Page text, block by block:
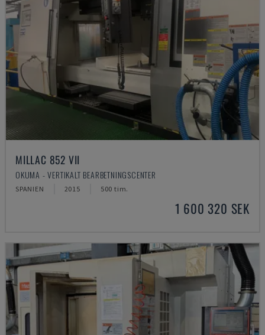
MILLAC 852 VII
OKUMA - VERTIKALT BEARBETNINGSCENTER
SPANIEN 2015 500 tim.
1 600 320 SEK